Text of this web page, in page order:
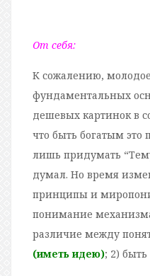
От себя:
К сожалению,
фундаментальных
дешевых картинок в
что быть богатым это
лишь придумать
думал. Но время
принципы и
понимание
различие между
(иметь идею); 2) быть